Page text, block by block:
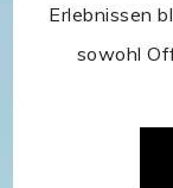
Erlebnissen
sowohl